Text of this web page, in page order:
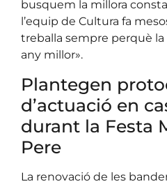
busquem la millora
l’equip de Cultura fa
treballa sempre perquè la
any millor».
Plantegen
d’actuació en
durant la Festa
Pere
La renovació de les